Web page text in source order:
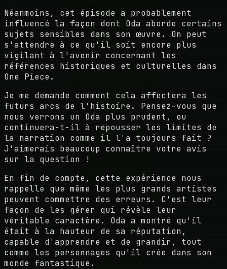
Néanmoins, cet épisode a probablement
influencé la façon dont Oda aborde certains
sujets sensibles dans son œuvre. On peut
s'attendre à ce qu'il soit encore plus
vigilant à l'avenir concernant les
références historiques et culturelles dans
One Piece.
Je me demande comment cela affectera les
futurs arcs de l'histoire. Pensez-vous que
nous verrons un Oda plus prudent, ou
continuera-t-il à repousser les limites de
la narration comme il l'a toujours fait ?
J'aimerais beaucoup connaître votre avis
sur la question !
En fin de compte, cette expérience nous
rappelle que même les plus grands artistes
peuvent commettre des erreurs. C'est leur
façon de les gérer qui révèle leur
véritable caractère. Oda a montré qu'il
était à la hauteur de sa réputation,
capable d'apprendre et de grandir, tout
comme les personnages qu'il crée dans son
monde fantastique.